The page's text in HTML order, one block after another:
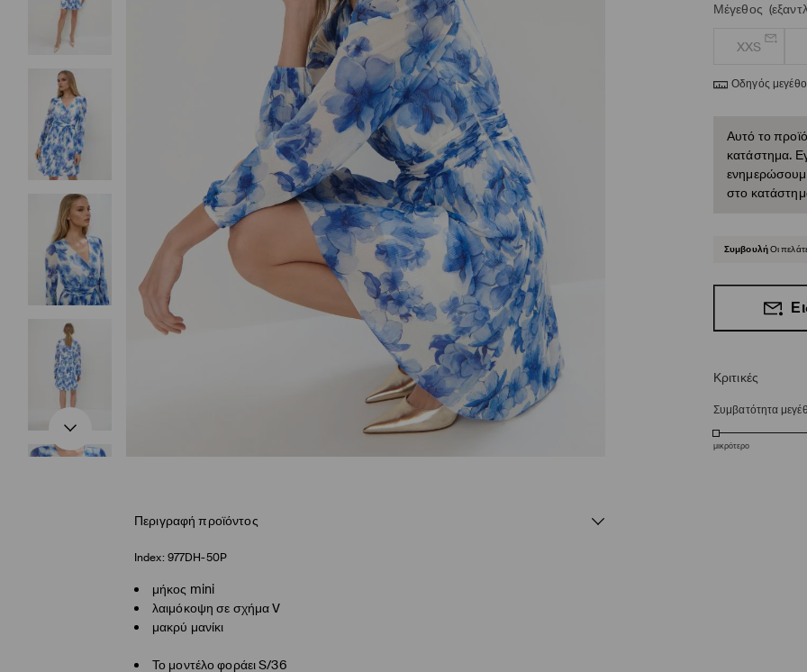
Μέγεθος
XXS
Οδηγός
Αυτό το
κατάστημα.
ενημερώσουμε
στο
ΣυμβουλήΟι
Κριτικές
Συμβατότητα
μικρότερο
Περιγραφή προϊόντος
Index: 977DH-50P
μήκος mini
λαιμόκοψη σε σχήμα V
μακρύ μανίκι
Το μοντέλο φοράει S/36